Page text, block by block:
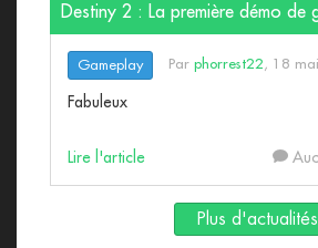
Destiny 2 : La première démo de
Gameplay Par phorrest22 , 18
Fabuleux
Lire l'article
Plus